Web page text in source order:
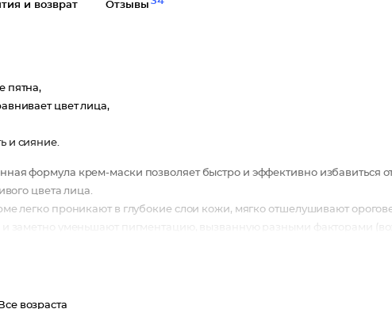
и возврат Отзывы
пятна,
цвет лица,
и сияние.
формула крем-маски позволяет быстро и эффективно избавиться
цвета лица.
легко проникают в глубокие слои кожи, мягко отшелушивают
заметно уменьшают пигментацию, вызванную разными факторами
кожи.
нежным и приобретает естественное сияние.
Все возраста